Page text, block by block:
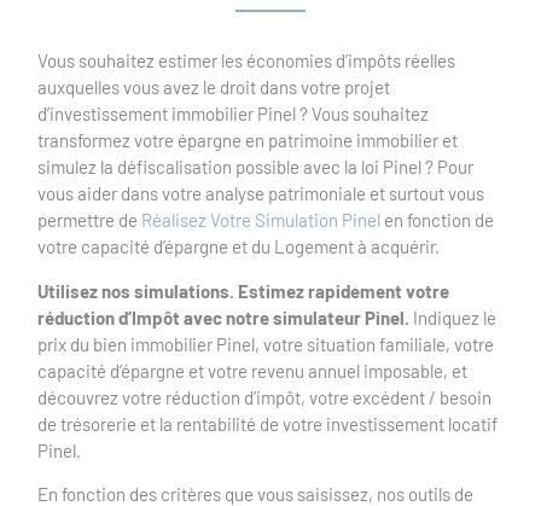
Vous souhaitez estimer les économies d’impôts réelles
auxquelles vous avez le droit dans votre projet
d’investissement immobilier Pinel ? Vous souhaitez
transformez votre épargne en patrimoine immobilier et
simulez la défiscalisation possible avec la loi Pinel ? Pour
vous aider dans votre analyse patrimoniale et surtout vous
permettre de Réalisez Votre Simulation Pinel en fonction de
votre capacité d’épargne et du Logement à acquérir.
Utilisez nos simulations. Estimez rapidement votre
réduction d’Impôt avec notre simulateur Pinel. Indiquez le
prix du bien immobilier Pinel, votre situation familiale, votre
capacité d’épargne et votre revenu annuel imposable, et
découvrez votre réduction d’impôt, votre excédent / besoin
de trésorerie et la rentabilité de votre investissement locatif
Pinel.
En fonction des critères que vous saisissez, nos outils de